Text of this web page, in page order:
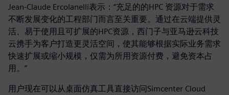
Jean-Claude Ercolanelli表示：“充足的的HPC 资源对于需求
不断发展变化的工程部门而言至关重要。通过在云端提供灵
活、易于使用且可扩展的HPC资源，西门子与亚马逊云科技
云携手为客户打造更灵活空间，使其能够根据实际业务需求
快速扩展或缩小规模，仅需为所用资源付费，避免资本占
用。”
用户现在可以从桌面仿真工具直接访问Simcenter Cloud